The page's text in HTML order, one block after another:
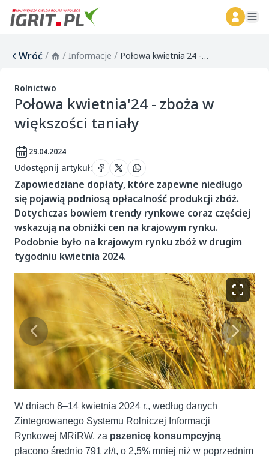
Wróć/ / Informacje / Połowa kwietnia'24 - zboża w większości taniały
Rolnictwo
Połowa kwietnia'24 - zboża w
większości taniały
29.04.2024
Udostępnij artykuł:
Zapowiedziane dopłaty, które zapewne niedługo
się pojawią podniosą opłacalność produkcji zbóż.
Dotychczas bowiem trendy rynkowe coraz częściej
wskazują na obniżki cen na krajowym rynku.
Podobnie było na krajowym rynku zbóż w drugim
tygodniu kwietnia 2024.
W dniach 8–14 kwietnia 2024 r., według danych
Zintegrowanego Systemu Rolniczej Informacji
Rynkowej MRiRW, za pszenicę konsumpcyjną
płacono średnio 791 zł/t, o 2,5% mniej niż w poprzednim